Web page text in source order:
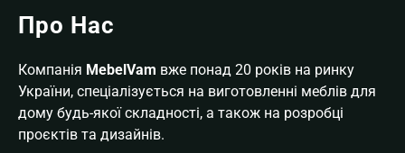
Про Нас
Компанія MebelVam вже понад 20 років на ринку
України, спеціалізується на виготовленні меблів для
дому будь-якої складності, а також на розробці
проєктів та дизайнів.